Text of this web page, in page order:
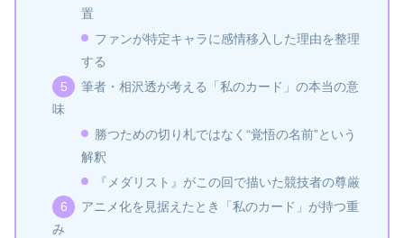
置
ファンが特定キャラに感情移入した理由を整理
する
筆者・相沢透が考える「私のカード」の本当の意
味
勝つための切り札ではなく“覚悟の名前”という
解釈
『メダリスト』がこの回で描いた競技者の尊厳
アニメ化を見据えたとき「私のカード」が持つ重
み